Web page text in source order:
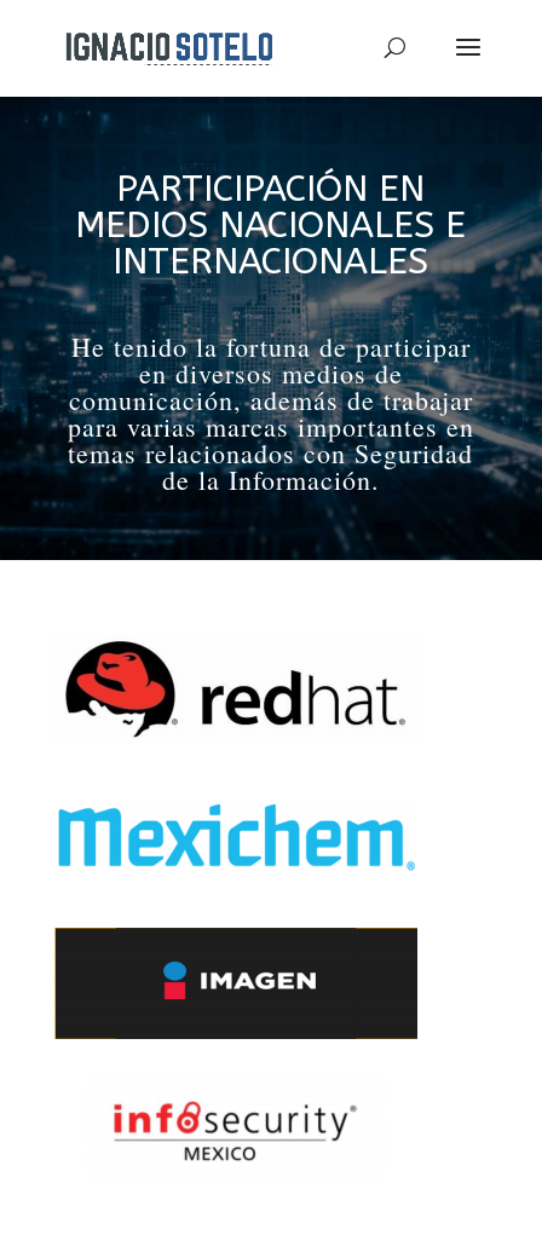
PARTICIPACIÓN EN
MEDIOS NACIONALES E
INTERNACIONALES
He tenido la fortuna de participar
en diversos medios de
comunicación, además de trabajar
para varias marcas importantes en
temas relacionados con Seguridad
de la Información.